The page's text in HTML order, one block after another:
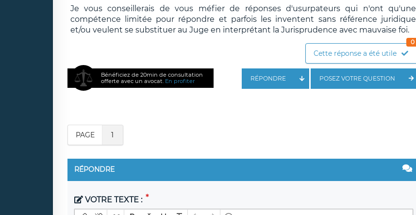
Je vous conseillerais de vous méfier de réponses d'usurpateurs qui n'ont qu'une
compétence limitée pour répondre et parfois les inventent sans référence juridique
et/ou veulent se substituer au Juge en interprétant la Jurisprudence avec mauvaise foi.
Cette réponse a été utile
0
Bénéficiez de 20min de consultation
offerte avec un avocat. En profiter POSEZ VOTRE QUESTION
RÉPONDRE
PAGE 1
RÉPONDRE
VOTRE TEXTE :